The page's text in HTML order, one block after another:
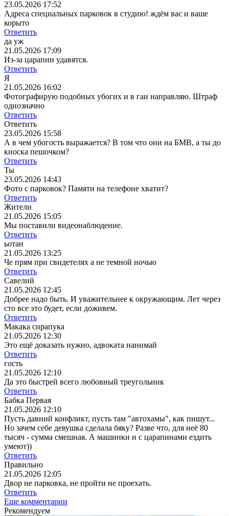
23.05.2026 17:52
Адреса специальных парковок в студию! ждём вас и ваше
корыто
Ответить
да уж
21.05.2026 17:09
Из-за царапин удавятся.
Ответить
Я
21.05.2026 16:02
Фотографирую подобных убогих и в гаи направляю. Штраф
однозначно
Ответить
Ответить
23.05.2026 15:58
А в чем убогость выражается? В том что они на БМВ, а ты до
киоска пешочком?
Ответить
Ты
23.05.2026 14:43
Фото с парковок? Памяти на телефоне хватит?
Ответить
Жители
21.05.2026 15:05
Мы поставили видеонаблюдение.
Ответить
ьотан
21.05.2026 13:25
Че прям при свидетелях а не темной ночью
Ответить
Савелий
21.05.2026 12:45
Добрее надо быть. И уважительнее к окружающим. Лет через
сто все это будет, если доживем.
Ответить
Макака сирапука
21.05.2026 12:30
Это ещё доказать нужно, адвоката нанимай
Ответить
гость
21.05.2026 12:10
Да это быстрей всего любовный треугольник
Ответить
Бабка Первая
21.05.2026 12:10
Пусть давний конфликт, пусть там "автохамы", как пишут...
Но зачем себе девушка сделала бяку? Разве что, для неё 80
тысяч - сумма смешная. А машинки и с царапинами ездить
умеют))
Ответить
Правильно
21.05.2026 12:05
Двор не парковка, не пройти не проехать.
Ответить
Еще комментарии
Рекомендуем